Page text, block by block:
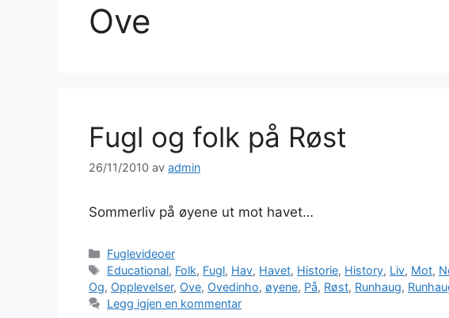
Ove
Fugl og folk på Røst
26/11/2010 av admin
Sommerliv på øyene ut mot havet…
Kategorier
Fuglevideoer
Stikkord
Educational, Folk, Fugl, Hav, Havet, Historie, History, Liv, Mot,
Og, Opplevelser, Ove, Ovedinho, øyene, På, Røst, Runhaug,
Legg igjen en kommentar